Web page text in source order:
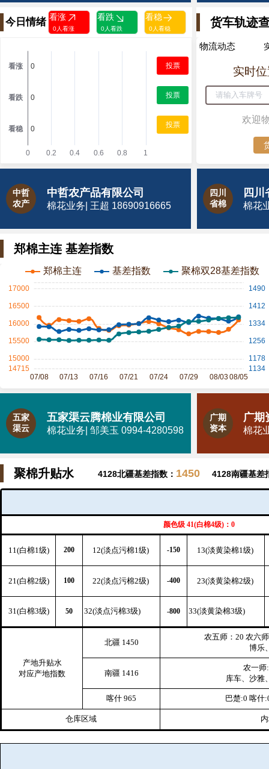
今日情绪 看涨
0人看涨
看跌
0人看跌
看稳
0人看稳
投票
投票
投票
货车轨迹
物流动态
实时
欢迎
中哲
农产
中哲农产品有限公司
棉花业务| 王超 18690916665
四川
省棉
四
棉花
郑棉主连 基差指数
五家
渠云
五家渠云腾棉业有限公司
棉花业务| 邹美玉 0994-4280598
广期
资本
广期
棉花
聚棉升贴水 4128北疆基差指数： 1450 4128南疆基差
颜色级 41(白棉4级)：0
11(白棉1级) 200 12(淡点污棉1级) -150 13(淡黄染棉1级)
21(白棉2级) 100 22(淡点污棉2级) -400 23(淡黄染棉2级)
31(白棉3级) 50 32(淡点污棉3级) -800 33(淡黄染棉3级)
产地升贴水
对应产地指数
北疆 1450
农五师：20 农六
博乐
南疆 1416
农一师
库车、沙雅
喀什 965 巴楚:0 喀什
仓库区域